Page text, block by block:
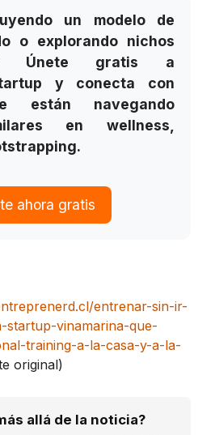
un modelo de
o explorando nichos
Únete gratis a
y conecta con
están navegando
en wellness,
ahora gratis
entrenar-sin-ir-
startup-vinamarina-que-
training-a-la-casa-y-a-la-
original)
allá de la noticia?